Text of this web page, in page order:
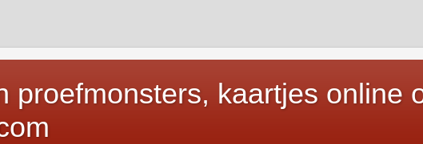
proefmonsters, kaartjes online